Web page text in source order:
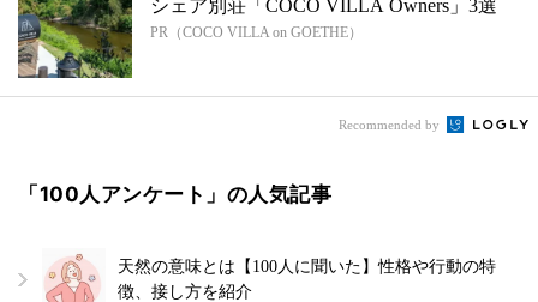
シェア別荘「COCO VILLA Owners」3選
PR（COCO VILLA on GOETHE）
Recommended by
「100人アンケート」の人気記事
天然の意味とは【100人に聞いた】性格や行動の特
徴、接し方を紹介